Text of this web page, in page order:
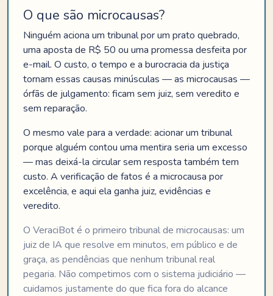
O que são microcausas?
Ninguém aciona um tribunal por um prato quebrado,
uma aposta de R$ 50 ou uma promessa desfeita por
e-mail. O custo, o tempo e a burocracia da justiça
tornam essas causas minúsculas — as microcausas —
órfãs de julgamento: ficam sem juiz, sem veredito e
sem reparação.
O mesmo vale para a verdade: acionar um tribunal
porque alguém contou uma mentira seria um excesso
— mas deixá-la circular sem resposta também tem
custo. A verificação de fatos é a microcausa por
excelência, e aqui ela ganha juiz, evidências e
veredito.
O VeraciBot é o primeiro tribunal de microcausas: um
juiz de IA que resolve em minutos, em público e de
graça, as pendências que nenhum tribunal real
pegaria. Não competimos com o sistema judiciário —
cuidamos justamente do que fica fora do alcance